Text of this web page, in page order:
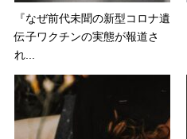
『なぜ前代未聞の新型コロナ遺
伝子ワクチンの実態が報道さ
れ...